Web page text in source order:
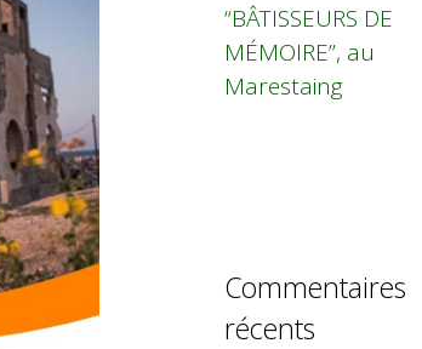
“BÂTISSEURS DE
MÉMOIRE”, au
Marestaing
Commentaires
récents